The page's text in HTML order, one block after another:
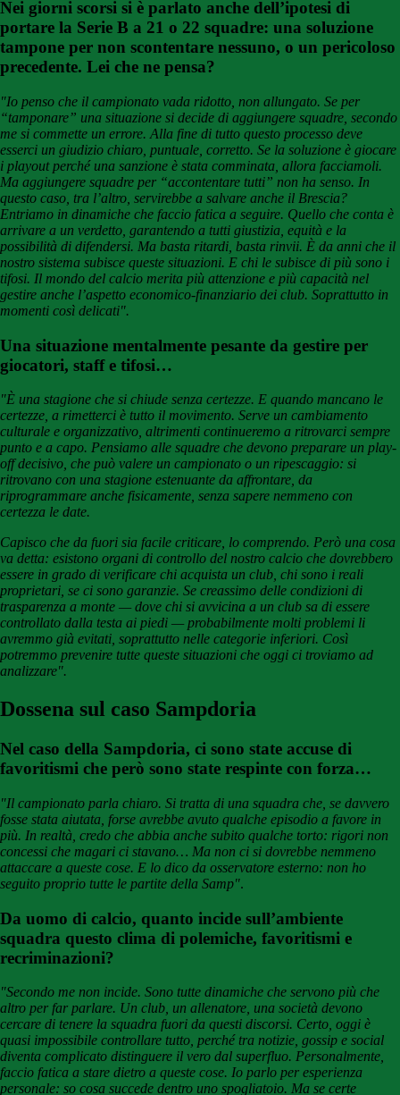
Nei giorni scorsi si è parlato anche dell’ipotesi di
portare la Serie B a 21 o 22 squadre: una soluzione
tampone per non scontentare nessuno, o un pericoloso
precedente. Lei che ne pensa?
"Io penso che il campionato vada ridotto, non allungato. Se per
“tamponare” una situazione si decide di aggiungere squadre, secondo
me si commette un errore. Alla fine di tutto questo processo deve
esserci un giudizio chiaro, puntuale, corretto. Se la soluzione è giocare
i playout perché una sanzione è stata comminata, allora facciamoli.
Ma aggiungere squadre per “accontentare tutti” non ha senso. In
questo caso, tra l’altro, servirebbe a salvare anche il Brescia?
Entriamo in dinamiche che faccio fatica a seguire. Quello che conta è
arrivare a un verdetto, garantendo a tutti giustizia, equità e la
possibilità di difendersi. Ma basta ritardi, basta rinvii. È da anni che il
nostro sistema subisce queste situazioni. E chi le subisce di più sono i
tifosi. Il mondo del calcio merita più attenzione e più capacità nel
gestire anche l’aspetto economico-finanziario dei club. Soprattutto in
momenti così delicati".
Una situazione mentalmente pesante da gestire per
giocatori, staff e tifosi…
"È una stagione che si chiude senza certezze. E quando mancano le
certezze, a rimetterci è tutto il movimento. Serve un cambiamento
culturale e organizzativo, altrimenti continueremo a ritrovarci sempre
punto e a capo. Pensiamo alle squadre che devono preparare un play-
off decisivo, che può valere un campionato o un ripescaggio: si
ritrovano con una stagione estenuante da affrontare, da
riprogrammare anche fisicamente, senza sapere nemmeno con
certezza le date.
Capisco che da fuori sia facile criticare, lo comprendo. Però una cosa
va detta: esistono organi di controllo del nostro calcio che dovrebbero
essere in grado di verificare chi acquista un club, chi sono i reali
proprietari, se ci sono garanzie. Se creassimo delle condizioni di
trasparenza a monte — dove chi si avvicina a un club sa di essere
controllato dalla testa ai piedi — probabilmente molti problemi li
avremmo già evitati, soprattutto nelle categorie inferiori. Così
potremmo prevenire tutte queste situazioni che oggi ci troviamo ad
analizzare".
Dossena sul caso Sampdoria
Nel caso della Sampdoria, ci sono state accuse di
favoritismi che però sono state respinte con forza…
"Il campionato parla chiaro. Si tratta di una squadra che, se davvero
fosse stata aiutata, forse avrebbe avuto qualche episodio a favore in
più. In realtà, credo che abbia anche subito qualche torto: rigori non
concessi che magari ci stavano… Ma non ci si dovrebbe nemmeno
attaccare a queste cose. E lo dico da osservatore esterno: non ho
seguito proprio tutte le partite della Samp".
Da uomo di calcio, quanto incide sull’ambiente
squadra questo clima di polemiche, favoritismi e
recriminazioni?
"Secondo me non incide. Sono tutte dinamiche che servono più che
altro per far parlare. Un club, un allenatore, una società devono
cercare di tenere la squadra fuori da questi discorsi. Certo, oggi è
quasi impossibile controllare tutto, perché tra notizie, gossip e social
diventa complicato distinguere il vero dal superfluo. Personalmente,
faccio fatica a stare dietro a queste cose. Io parlo per esperienza
personale: so cosa succede dentro uno spogliatoio. Ma se certe